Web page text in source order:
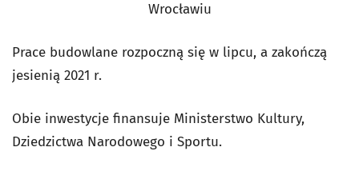
Wrocławiu
Prace budowlane rozpoczną się w lipcu, a zakończą
jesienią 2021 r.
Obie inwestycje finansuje Ministerstwo Kultury,
Dziedzictwa Narodowego i Sportu.